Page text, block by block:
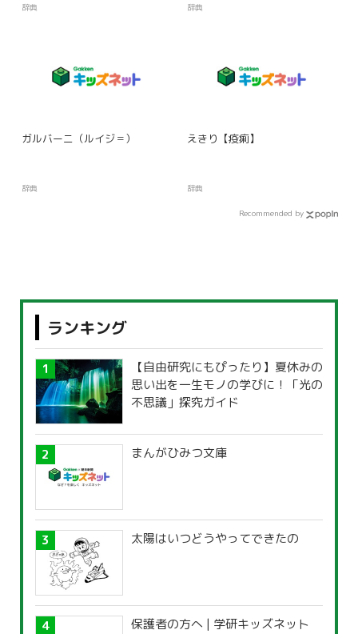
辞典 辞典
ガルバーニ（ルイジ＝）
辞典
えきり【疫痢】
辞典
Recommended by
ランキング
【自由研究にもぴったり】夏休みの
思い出を一生モノの学びに！「光の
不思議」探究ガイド
まんがひみつ文庫
太陽はいつどうやってできたの
保護者の方へ | 学研キッズネット